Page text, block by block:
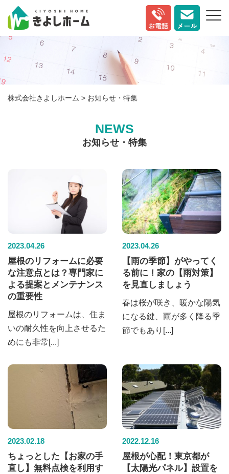
株式会社きよしホーム > お知らせ・特集
NEWS
お知らせ・特集
2023.04.26
屋根のリフォームに必要
な注意点とは？専門家に
よる提案とメンテナンス
の重要性
屋根のリフォームは、住ま
いの耐久性を向上させるた
めにも非常[...]
2023.04.26
【雨の季節】がやってく
る前に！家の【雨対策】
を見直しましょう
春は桜が咲き、暖かな陽気
になる鍵、雨が多く降る季
節でもあり[...]
2023.02.18
ちょっとした【お家の手
直し】無料点検を利用す
2022.12.16
屋根が心配！東京都が
【太陽光パネル】設置を